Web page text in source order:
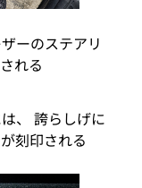
ーのステアリ
れる
、 誇らしげに
刻印される